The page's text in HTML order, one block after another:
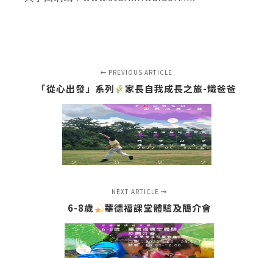
PREVIOUS ARTICLE
「從心出發」系列 家長自我成長之旅-熾爸爸
NEXT ARTICLE
6-8歲 華德福課堂體驗及簡介會